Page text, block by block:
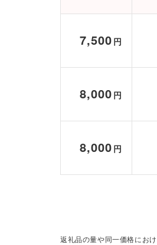
7,500 円
8,000 円
8,000 円
返礼品の量や同一価格にお